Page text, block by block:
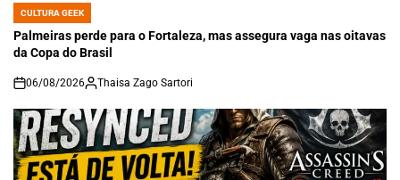
POSTED
IN
CULTURA GEEK
Palmeiras perde para o Fortaleza, mas assegura vaga nas oitavas
da Copa do Brasil
on
06/08/2026 Thaisa Zago Sartori